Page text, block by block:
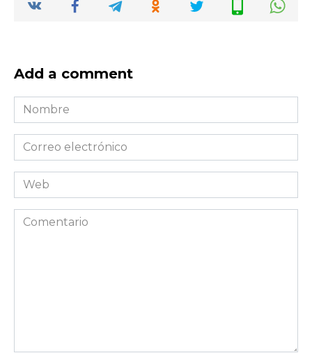
Add a comment
Nombre
*
Correo
electrónico
*Web
Comentario